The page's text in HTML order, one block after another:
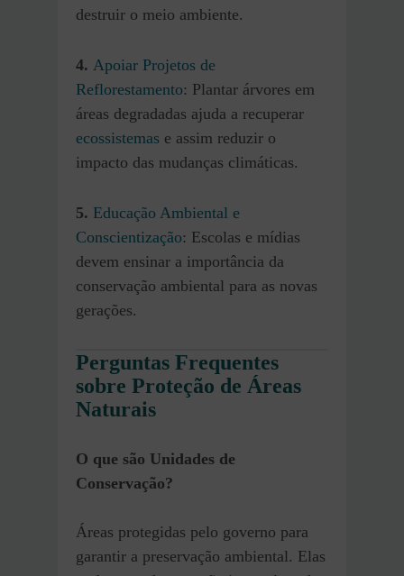
destruir o meio ambiente.
4. Apoiar Projetos de
Reflorestamento: Plantar árvores em
áreas degradadas ajuda a recuperar
ecossistemas e assim reduzir o
impacto das mudanças climáticas.
5. Educação Ambiental e
Conscientização: Escolas e mídias
devem ensinar a importância da
conservação ambiental para as novas
gerações.
Perguntas Frequentes
sobre Proteção de Áreas
Naturais
O que são Unidades de
Conservação?
Áreas protegidas pelo governo para
garantir a preservação ambiental. Elas